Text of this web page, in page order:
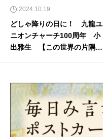
2024.10.19
どしゃ降りの日に！ 九龍ユ
ニオンチャーチ100周年 小
出雅生 【この世界の片隅か